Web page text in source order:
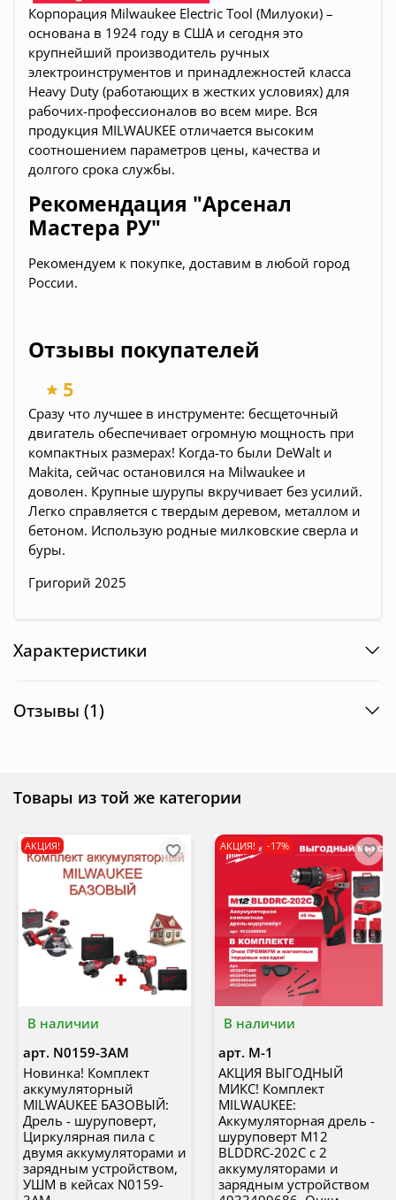
Корпорация Milwaukee Electric Tool (Милуоки) –
основана в 1924 году в США и сегодня это
крупнейший производитель ручных
электроинструментов и принадлежностей класса
Heavy Duty (работающих в жестких условиях) для
рабочих-профессионалов во всем мире. Вся
продукция MILWAUKEE отличается высоким
соотношением параметров цены, качества и
долгого срока службы.
Рекомендация "Арсенал
Мастера РУ"
Рекомендуем к покупке, доставим в любой город
России.
Отзывы покупателей
Сразу что лучшее в инструменте: бесщеточный
двигатель обеспечивает огромную мощность при
компактных размерах! Когда-то были DeWalt и
Makita, сейчас остановился на Milwaukee и
доволен. Крупные шурупы вкручивает без усилий.
Легко справляется с твердым деревом, металлом и
бетоном. Использую родные милковские сверла и
буры.
Григорий 2025
Характеристики
Отзывы (1)
Товары из той же категории
В наличии
АКЦИЯ!
арт. N0159-3AM
Новинка! Комплект
аккумуляторный
MILWAUKEE БАЗОВЫЙ:
Дрель - шуруповерт,
Циркулярная пила с
двумя аккумуляторами и
зарядным устройством,
УШМ в кейсах N0159-
В наличии
АКЦИЯ! -17%
арт. M-1
АКЦИЯ ВЫГОДНЫЙ
МИКС! Комплект
MILWAUKEE:
Аккумуляторная дрель -
шуруповерт M12
BLDDRC-202C с 2
аккумуляторами и
зарядным устройством